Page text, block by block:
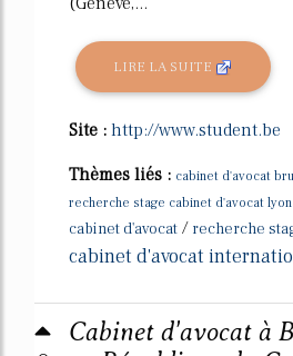
LIRE LA SUITE
Site : http://www.student.be
Thèmes liés : cabinet d'avocat
recherche stage cabinet d'avocat lyon
cabinet d'avocat / recherche
cabinet d'avocat
Cabinet d'avocat à